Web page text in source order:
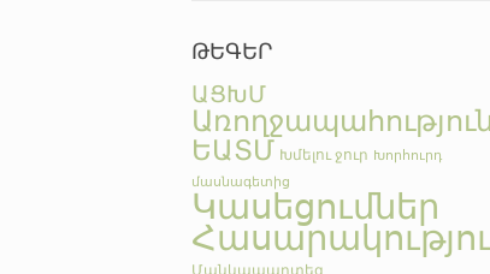
ԹԵԳԵՐ
ԱՑԽՄ
ԵԱՏՄ Խմելու ջուր Խորհուրդ
մասնագետից
Կասեցումներ
Մանկապարտեզ